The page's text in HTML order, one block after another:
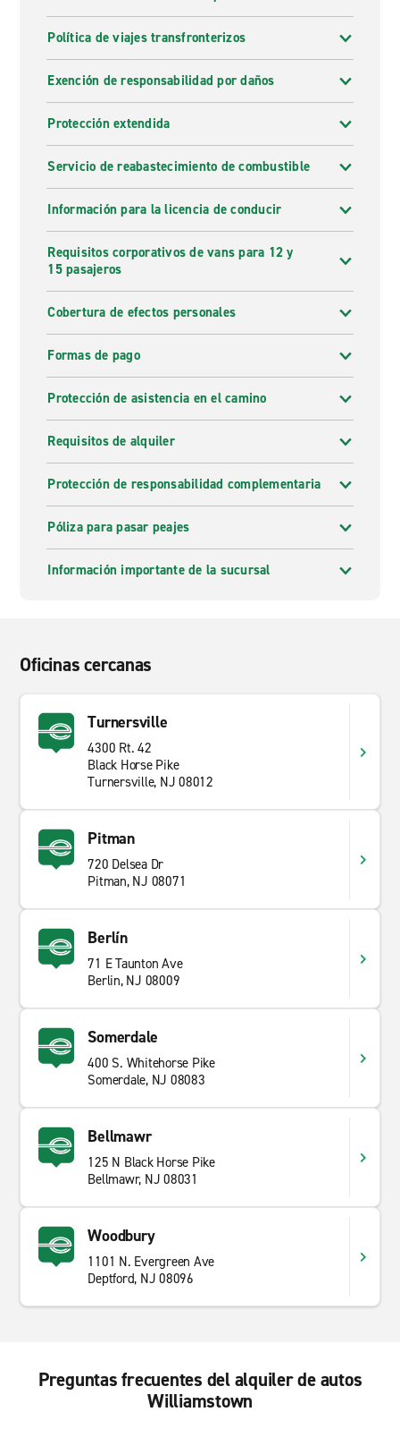
Política de viajes transfronterizos
Exención de responsabilidad por daños
Protección extendida
Servicio de reabastecimiento de combustible
Información para la licencia de conducir
Requisitos corporativos de vans para 12 y
15 pasajeros
Cobertura de efectos personales
Formas de pago
Protección de asistencia en el camino
Requisitos de alquiler
Protección de responsabilidad complementaria
Póliza para pasar peajes
Información importante de la sucursal
Oficinas cercanas
Turnersville
4300 Rt. 42
Black Horse Pike
Turnersville, NJ 08012
Pitman
720 Delsea Dr
Pitman, NJ 08071
Berlín
71 E Taunton Ave
Berlin, NJ 08009
Somerdale
400 S. Whitehorse Pike
Somerdale, NJ 08083
Bellmawr
125 N Black Horse Pike
Bellmawr, NJ 08031
Woodbury
1101 N. Evergreen Ave
Deptford, NJ 08096
Preguntas frecuentes del alquiler de autos
Williamstown